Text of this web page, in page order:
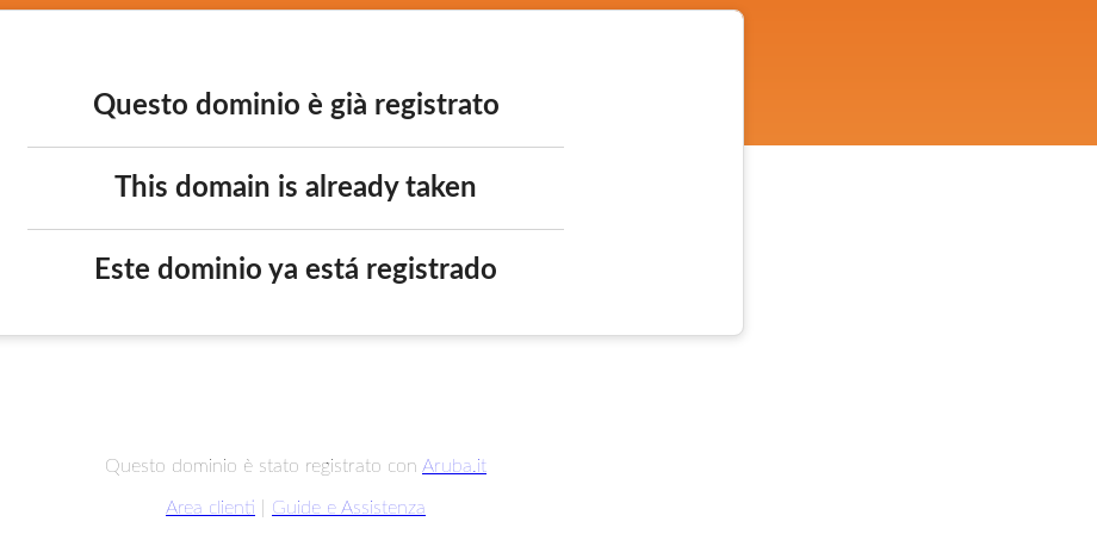
Questo dominio è già registrato
This domain is already taken
Este dominio ya está registrado
Questo dominio è stato registrato con Aruba.it
Area clienti Guide e Assistenza